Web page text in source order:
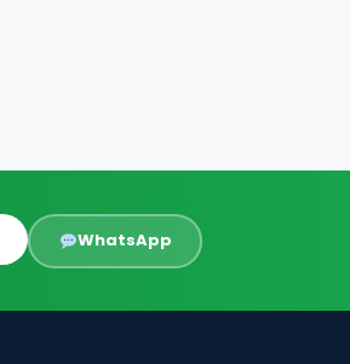
WhatsApp